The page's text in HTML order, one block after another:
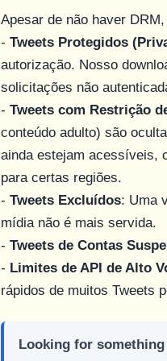
Apesar de não haver
- Tweets Protegidos
autorização. Nosso
solicitações não
- Tweets com Restrição
conteúdo adulto) são
ainda estejam acessíveis,
para certas regiões.
- Tweets Excluídos: Uma
mídia não é mais servida.
- Tweets de Contas
- Limites de API de Alto
rápidos de muitos Tweets
Looking for something